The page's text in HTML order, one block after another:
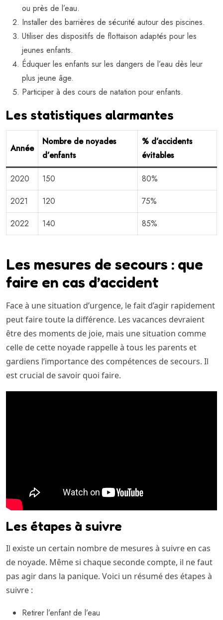
ou près de l’eau.
Installer des barrières de sécurité autour des piscines.
Utiliser des dispositifs de flottaison adaptés pour les
jeunes enfants.
Éduquer les enfants sur les dangers de l’eau dès leur
plus jeune âge.
Participer à des cours de natation pour enfants.
Les statistiques alarmantes
Année
Nombre de noyades
d’enfants
% d’accidents
évitables
2020 150
80%
2021
120
75%
2022
140 85%
Les mesures de secours : que
faire en cas d’accident
Face à une situation d’urgence, le fait d’agir rapidement
peut faire toute la différence. Les vacances devraient
être des moments de joie, mais une situation comme
celle de cette noyade rappelle à tous les parents et
gardiens l’importance des compétences de secours. Il
est crucial de savoir quoi faire.
Les étapes à suivre
Il existe un certain nombre de mesures à suivre en cas
de noyade. Même si chaque seconde compte, il ne faut
pas agir dans la panique. Voici un résumé des étapes à
suivre :
Retirer l’enfant de l’eau